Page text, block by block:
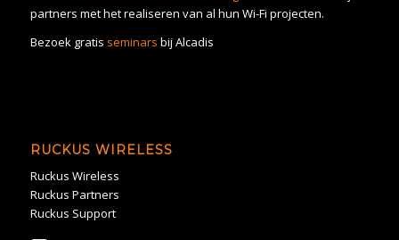
partners met het realiseren van al hun Wi-Fi projecten.
Bezoek gratis seminars bij Alcadis
RUCKUS WIRELESS
Ruckus Wireless
Ruckus Partners
Ruckus Support